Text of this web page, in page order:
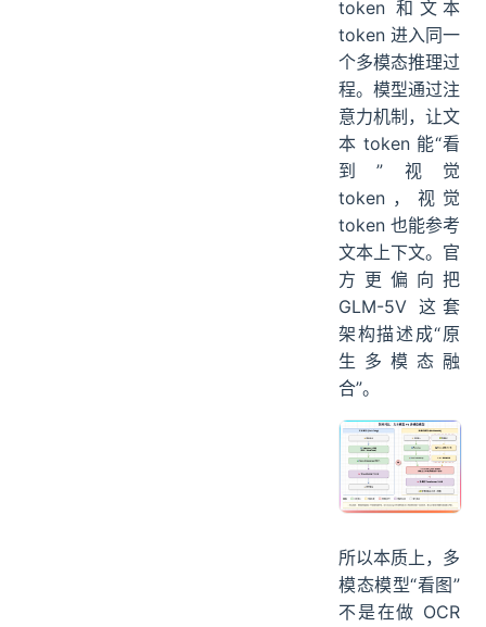
token 和文本
token 进入同一
个多模态推理过
程。模型通过注
意力机制，让文
本 token 能“看
到”视觉
token，视觉
token 也能参考
文本上下文。官
方更偏向把
GLM-5V 这套
架构描述成“原
生多模态融
合”。
所以本质上，多
模态模型“看图”
不是在做 OCR